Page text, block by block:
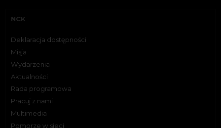
NCK
Deklaracja dostępności
Misja
Wydarzenia
Aktualności
Rada programowa
Pracuj z nami
Multimedia
Pomorze w sieci